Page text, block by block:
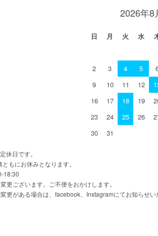
2026年8
日 月 火 水
2
3 4 5
9
10 11 12
16
17 18 19
23
24 25 26
30
31
休日です。
もにお休みとなります。
18:30
更ございます。ご不便をおかけします。
更がある場合は、facebook、Instagramにてお知らせい